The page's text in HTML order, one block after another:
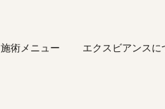
施術メニュー エクスビアンスに